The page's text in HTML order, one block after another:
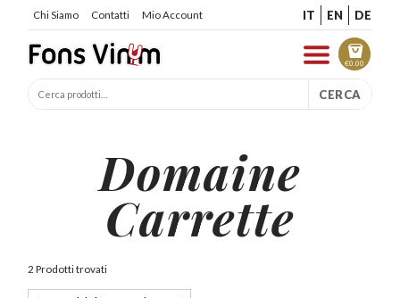
Chi Siamo Contatti Mio Account IT EN DE
€0.00
CERCA
Domaine
Carrette
2 Prodotti trovati